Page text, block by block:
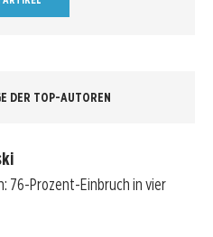
DER TOP-AUTOREN
76-Prozent-Einbruch in vier